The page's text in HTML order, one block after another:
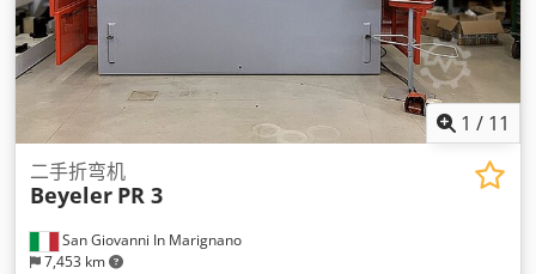
1 / 11
San Giovanni In Marignano
7,453 km
二手折弯机
Beyeler PR 3